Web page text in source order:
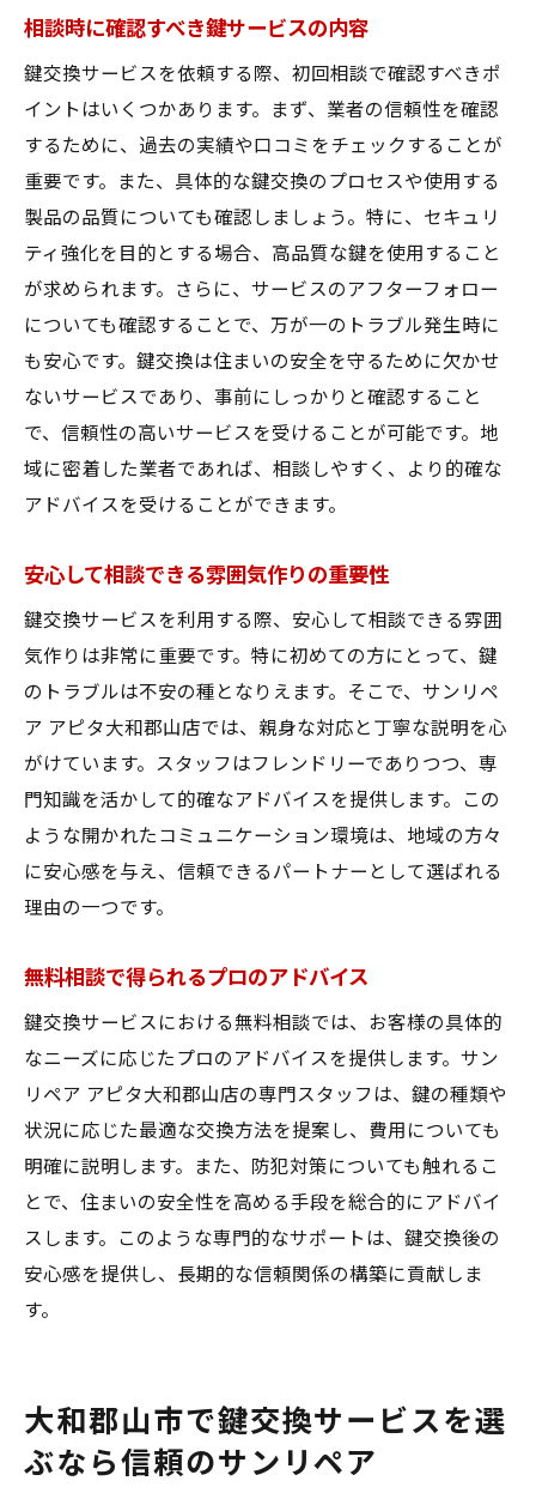
相談時に確認すべき鍵サービスの内容
鍵交換サービスを依頼する際、初回相談で確認すべきポ
イントはいくつかあります。まず、業者の信頼性を確認
するために、過去の実績や口コミをチェックすることが
重要です。また、具体的な鍵交換のプロセスや使用する
製品の品質についても確認しましょう。特に、セキュリ
ティ強化を目的とする場合、高品質な鍵を使用すること
が求められます。さらに、サービスのアフターフォロー
についても確認することで、万が一のトラブル発生時に
も安心です。鍵交換は住まいの安全を守るために欠かせ
ないサービスであり、事前にしっかりと確認すること
で、信頼性の高いサービスを受けることが可能です。地
域に密着した業者であれば、相談しやすく、より的確な
アドバイスを受けることができます。
安心して相談できる雰囲気作りの重要性
鍵交換サービスを利用する際、安心して相談できる雰囲
気作りは非常に重要です。特に初めての方にとって、鍵
のトラブルは不安の種となりえます。そこで、サンリペ
ア アピタ大和郡山店では、親身な対応と丁寧な説明を心
がけています。スタッフはフレンドリーでありつつ、専
門知識を活かして的確なアドバイスを提供します。この
ような開かれたコミュニケーション環境は、地域の方々
に安心感を与え、信頼できるパートナーとして選ばれる
理由の一つです。
無料相談で得られるプロのアドバイス
鍵交換サービスにおける無料相談では、お客様の具体的
なニーズに応じたプロのアドバイスを提供します。サン
リペア アピタ大和郡山店の専門スタッフは、鍵の種類や
状況に応じた最適な交換方法を提案し、費用についても
明確に説明します。また、防犯対策についても触れるこ
とで、住まいの安全性を高める手段を総合的にアドバイ
スします。このような専門的なサポートは、鍵交換後の
安心感を提供し、長期的な信頼関係の構築に貢献しま
す。
大和郡山市で鍵交換サービスを選
ぶなら信頼のサンリペア